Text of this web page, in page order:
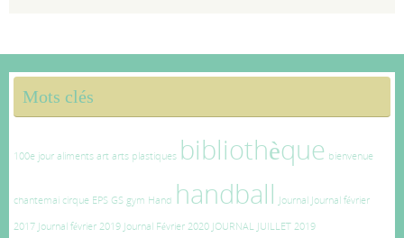
Mots clés
100e jour aliments art arts plastiques bibliothèque bienvenue
chantemai cirque EPS GS gym Hand handball Journal Journal février
2017 Journal février 2019 Journal Février 2020 JOURNAL JUILLET 2019